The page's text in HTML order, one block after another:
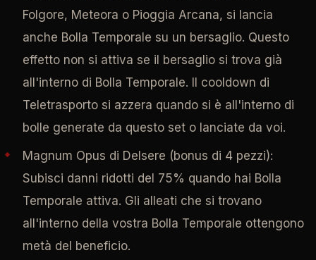
Folgore, Meteora o Pioggia Arcana, si lancia
anche Bolla Temporale su un bersaglio. Questo
effetto non si attiva se il bersaglio si trova già
all'interno di Bolla Temporale. Il cooldown di
Teletrasporto si azzera quando si è all'interno di
bolle generate da questo set o lanciate da voi.
Magnum Opus di Delsere (bonus di 4 pezzi):
Subisci danni ridotti del 75% quando hai Bolla
Temporale attiva. Gli alleati che si trovano
all'interno della vostra Bolla Temporale ottengono
metà del beneficio.